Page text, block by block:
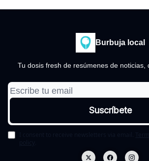
Burbuja local
Tu dosis fresh de resúmenes de noticias,